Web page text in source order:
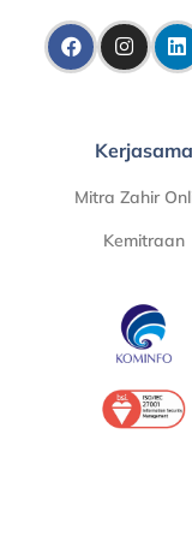
Kerjasama
Mitra Zahir
Kemitraan